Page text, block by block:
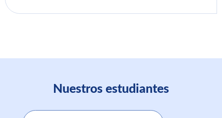
Nuestros estudiantes